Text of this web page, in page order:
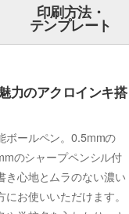
印刷方法・
テンプレート
力のアクロインキ搭
ボールペン。0.5mmの
のシャープペンシル付
き心地とムラのない濃い
お使いいただけます。